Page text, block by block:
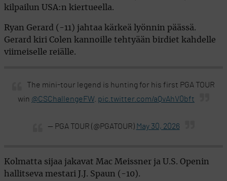
kilpailun USA:n kiertueella.
Ryan Gerard (-11) jahtaa kärkeä lyönnin päässä.
Gerard kiri Colen kannoille tehtyään birdiet kahdelle
viimeiselle reiälle.
The mini-tour legend is hunting for his first PGA TOUR
win @CSChallengeFW. pic.twitter.com/aQvAhV0bft
— PGA TOUR (@PGATOUR) May 30, 2026
Kolmatta sijaa jakavat Mac Meissner ja U.S. Openin
hallitseva mestari J.J. Spaun (-10).